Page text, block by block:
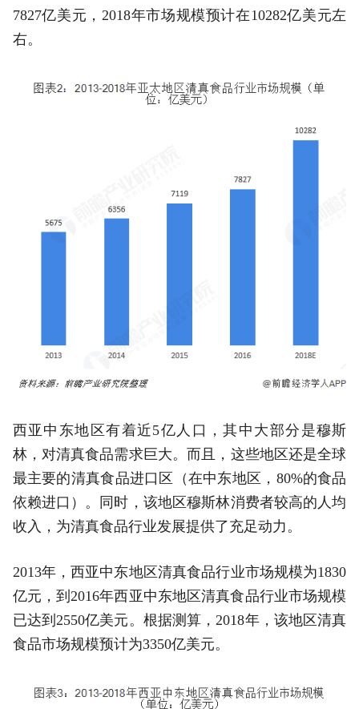
7827亿美元，2018年市场规模预计在10282亿美元左
右。
西亚中东地区有着近5亿人口，其中大部分是穆斯
林，对清真食品需求巨大。而且，这些地区还是全球
最主要的清真食品进口区（在中东地区，80%的食品
依赖进口）。同时，该地区穆斯林消费者较高的人均
收入，为清真食品行业发展提供了充足动力。
2013年，西亚中东地区清真食品行业市场规模为1830
亿元，到2016年西亚中东地区清真食品行业市场规模
已达到2550亿美元。根据测算，2018年，该地区清真
食品市场规模预计为3350亿美元。